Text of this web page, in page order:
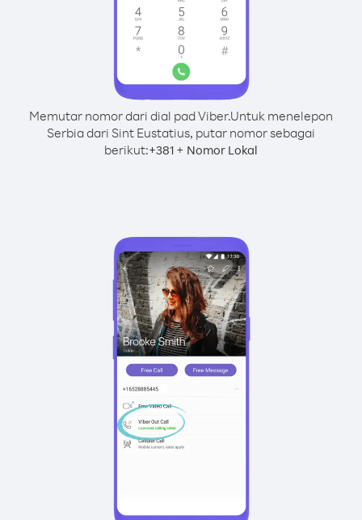
Memutar nomor dari dial pad Viber.Untuk menelepon
Serbia dari Sint Eustatius, putar nomor sebagai
berikut:+381 + Nomor Lokal